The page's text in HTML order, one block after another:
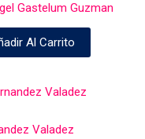
Gastelum Guzman
Al Carrito
Valadez